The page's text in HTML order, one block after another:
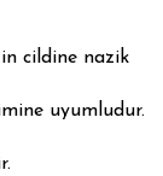
cildine nazik
uyumludur.